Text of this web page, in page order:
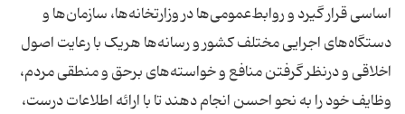
اساسی قرار گیرد و روابط‌عمومی‌ها در وزارتخانه‌ها، سازمان‌ها و
دستگا‌ه‌های اجرایی مختلف کشور و رسانه‌ها هریک با رعایت اصول
اخلاقی و درنظر گرفتن منافع و خواسته‌های برحق و منطقی مردم،
وظایف خود را به نحو احسن انجام دهند تا با ارائه اطلاعات درست،